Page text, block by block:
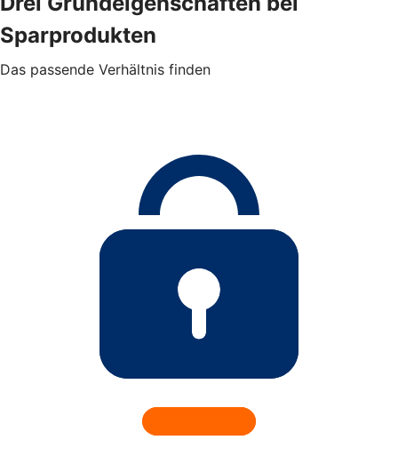
Sparprodukten
Das passende Verhältnis finden